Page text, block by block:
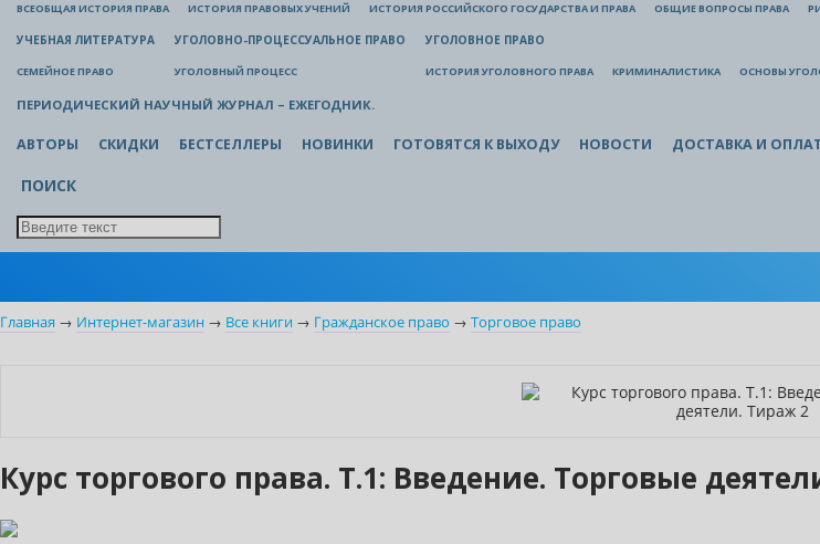
ВСЕОБЩАЯ ИСТОРИЯ ПРАВА ИСТОРИЯ ПРАВОВЫХ УЧЕНИЙ ИСТОРИЯ РОССИЙСКОГО ГОСУДАРСТВА И ПРАВА ОБЩИЕ ВОПРОСЫ ПРАВА
УЧЕБНАЯ ЛИТЕРАТУРА
СЕМЕЙНОЕ ПРАВО
УГОЛОВНО-ПРОЦЕССУАЛЬНОЕ ПРАВО
УГОЛОВНЫЙ ПРОЦЕСС
УГОЛОВНОЕ ПРАВО
ИСТОРИЯ УГОЛОВНОГО ПРАВА КРИМИНАЛИСТИКА ОСНОВЫ
ПЕРИОДИЧЕСКИЙ НАУЧНЫЙ ЖУРНАЛ – ЕЖЕГОДНИК.
АВТОРЫ СКИДКИ БЕСТСЕЛЛЕРЫ НОВИНКИ ГОТОВЯТСЯ К ВЫХОДУ НОВОСТИ ДОСТАВКА И
ПОИСК
Главная → Интернет-магазин → Все книги → Гражданское право → Торговое право
Курс торгового права. Т.1: Введение. Торговые